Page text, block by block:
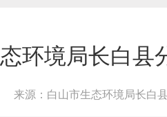
环境局长白县
来源：白山市生态环境局长白